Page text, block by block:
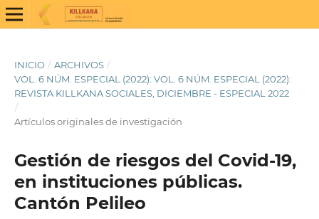
INICIO / ARCHIVOS /
VOL. 6 NÚM. ESPECIAL (2022): VOL. 6 NÚM. ESPECIAL (2022):
REVISTA KILLKANA SOCIALES, DICIEMBRE - ESPECIAL 2022
/
Artículos originales de investigación
Gestión de riesgos del Covid-19,
en instituciones públicas.
Cantón Pelileo